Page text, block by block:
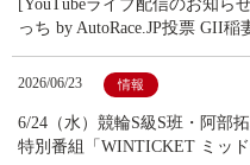
[YouTubeライブ配信のお知ら
っち by AutoRace.JP投票 GII稲
2026/06/23 情報
6/24（水）競輪S級S班・阿部
特別番組「WINTICKET ミッ